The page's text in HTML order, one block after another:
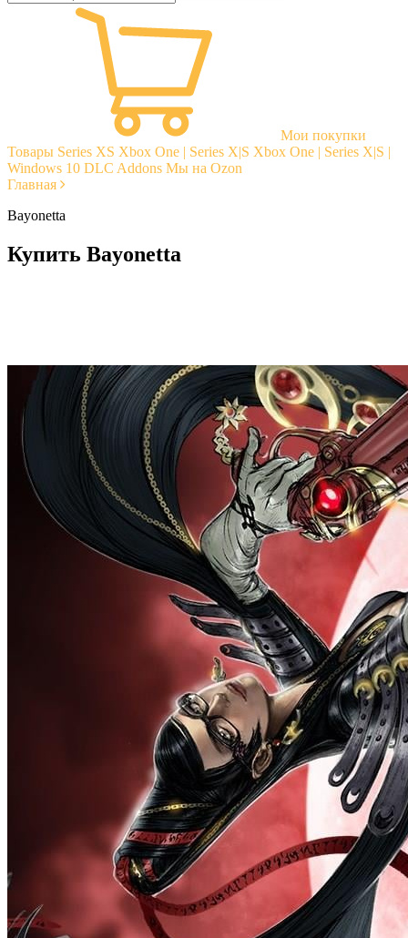
Мои покупки
Товары Series XS Xbox One | Series X|S Xbox One | Series X|S |
Windows 10 DLC Addons Мы на Ozon
Главная
Bayonetta
Купить Bayonetta